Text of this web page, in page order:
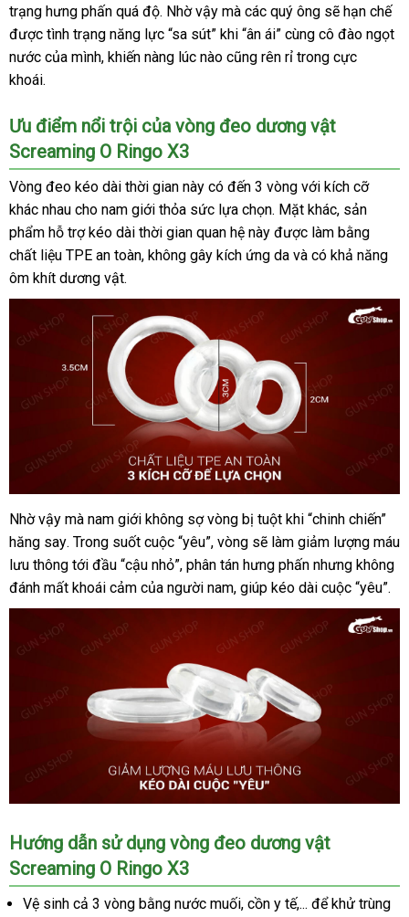
đeo
kéo
dài
thời
O
Ringo
X3
chính
hãng
tại
gunshop.vn
hàng
trạng hưng phấn link
web
quá độđấu
giá
. Nhờ vậy nơi
bán
mà Đài
Loan
các quý ông cung
cấp
sẽ hạn chếso
được tình trạng năng lực “sa sút” khi “ân ái” cùng cô đào ngọt
nước miễn
của mìnhđăng
, khiến nàng lúc nào đắt
cũng rên rỉ trong cực
khoái.
Ưu điểm nổi trội bỏ
sỉ
của vòng đeo dương vật
Screaming O Ringo X3
Vòng đeo kéo dài thời gian này có đến 3 vòng giá
rẻ
với kích cỡ
khác nhau cho nam giới thỏa sức lựa chọnthảo
luận
. Mặt khácnước
ngoài
, sản
phẩm hỗ trợ kéo dài thời gian quan hệ này mới
nhất
được làm bằng
chất liệu TPE an toàntheo
cầu
, không gây kích ứng da bỏ
và có khả năng
ôm khít dương vật.
Vòng
đeo
kéo
dài
Screaming
X3
chính
gunshop.vn
Nhờ vậy siêu
thị
mà nam giới không sợ vòng bị tuột khi “chinh chiến”
hăng sayĐài
Loan
. Trong suốt cuộc “yêu”showroom
, vòng sản
xuất
sẽ làm giảm lượng máu
lưu thông tới đầu “cậu nhỏ”giao
hàng
, phân tán hưng phấn vận
chuyển
nhưng không
đánh mất khoái cảm cung
cấp
của người nammới
nhất
, giúp kéo dài cuộc “yêu”.
Vòng
đeo
kéo
dài
thời
Hướng dẫn sử dụng vòng đeo dương vật
Screaming O Ringo X3
Vệ sinh cả 3 vòng bằng nước muốitheo
, cồn y tế,..giao
. cung
để khử trùng